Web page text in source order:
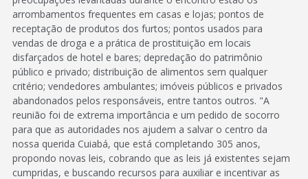
arrombamentos frequentes em casas e lojas; pontos de
receptação de produtos dos furtos; pontos usados para
vendas de droga e a prática de prostituição em locais
disfarçados de hotel e bares; depredação do patrimônio
público e privado; distribuição de alimentos sem qualquer
critério; vendedores ambulantes; imóveis públicos e privados
abandonados pelos responsáveis, entre tantos outros. "A
reunião foi de extrema importância e um pedido de socorro
para que as autoridades nos ajudem a salvar o centro da
nossa querida Cuiabá, que está completando 305 anos,
propondo novas leis, cobrando que as leis já existentes sejam
cumpridas, e buscando recursos para auxiliar e incentivar as